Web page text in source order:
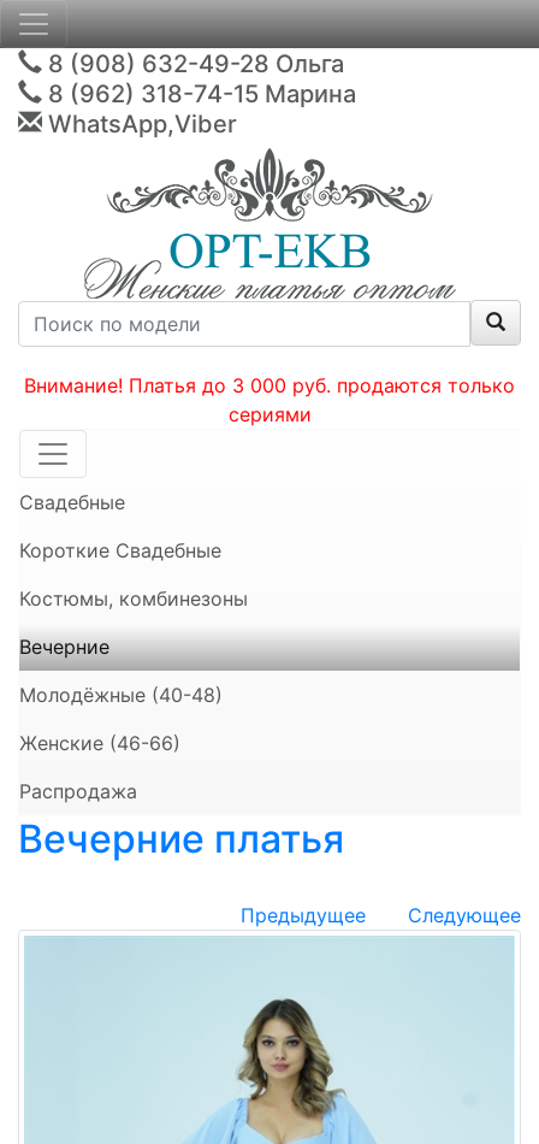
8 (908) 632-49-28 Ольга
8 (962) 318-74-15 Марина
WhatsApp,Viber
Внимание! Платья до 3 000 руб. продаются только
сериями
Свадебные
Короткие Свадебные
Костюмы, комбинезоны
Вечерние
Молодёжные (40-48)
Женские (46-66)
Распродажа
Вечерние платья
Предыдущее Следующее